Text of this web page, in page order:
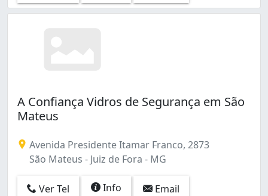
A Confiança Vidros de Segurança em São
Mateus
Avenida Presidente Itamar Franco, 2873
São Mateus - Juiz de Fora - MG
Ver Tel Info Email